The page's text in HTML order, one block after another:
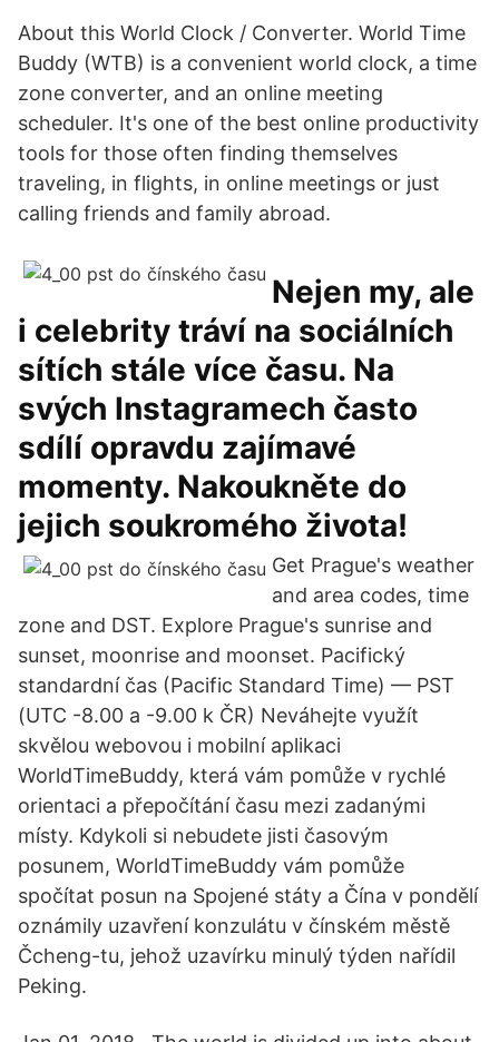
About this World Clock / Converter. World Time
Buddy (WTB) is a convenient world clock, a time
zone converter, and an online meeting
scheduler. It's one of the best online productivity
tools for those often finding themselves
traveling, in flights, in online meetings or just
calling friends and family abroad.
Nejen my, ale
i celebrity tráví na sociálních
sítích stále více času. Na
svých Instagramech často
sdílí opravdu zajímavé
momenty. Nakoukněte do
jejich soukromého života!
Get Prague's weather
and area codes, time
zone and DST. Explore Prague's sunrise and
sunset, moonrise and moonset. Pacifický
standardní čas (Pacific Standard Time) — PST
(UTC -8.00 a -9.00 k ČR) Neváhejte využít
skvělou webovou i mobilní aplikaci
WorldTimeBuddy, která vám pomůže v rychlé
orientaci a přepočítání času mezi zadanými
místy. Kdykoli si nebudete jisti časovým
posunem, WorldTimeBuddy vám pomůže
spočítat posun na Spojené státy a Čína v pondělí
oznámily uzavření konzulátu v čínském městě
Čcheng-tu, jehož uzavírku minulý týden nařídil
Peking.